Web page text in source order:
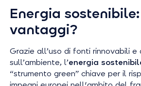
Energia
vantaggi?
Grazie all’uso di fonti rinnovabili
sull’ambiente, l’energia
“strumento green” chiave per il